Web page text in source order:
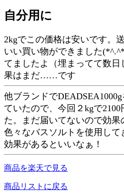
自分用に
2kgでこの価格は安いです。
いい買い物ができました
てましたよ（埋まってて数
果はまだ……です
他ブランドで
ていたので、今回２kgで
た。まだ届いてないので効
色々なバスソルトを使用して
効果があるといいなぁ！
商品を楽天で見る
商品リストに戻る